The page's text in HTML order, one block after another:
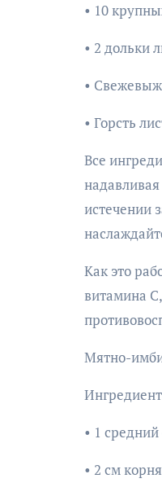
• 10
• 2 дольки
•
• Горсть
Все
истечении
Как это
витамина
Мятно-
• 1
• 2 см